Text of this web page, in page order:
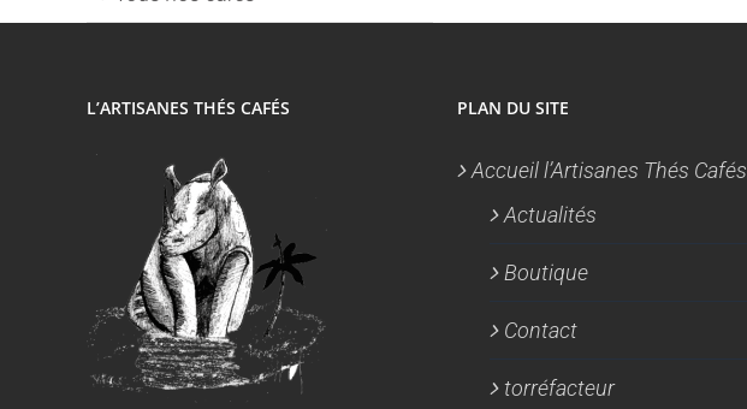
du
L’ARTISANES THÉS CAFÉS PLAN DU SITE
Accueil l’Artisanes Thés Cafés
Actualités
Boutique
Contact
torréfacteur